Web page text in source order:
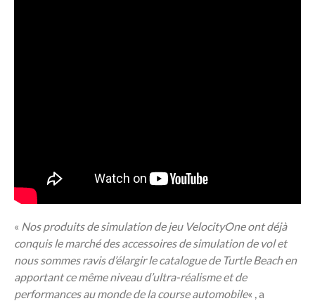
« Nos produits de simulation de jeu VelocityOne ont déjà
conquis le marché des accessoires de simulation de vol et
nous sommes ravis d’élargir le catalogue de Turtle Beach en
apportant ce même niveau d’ultra-réalisme et de
performances au monde de la course automobile« , a